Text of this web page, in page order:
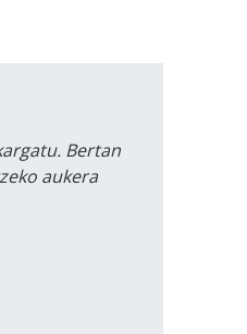
Bertan
aukera